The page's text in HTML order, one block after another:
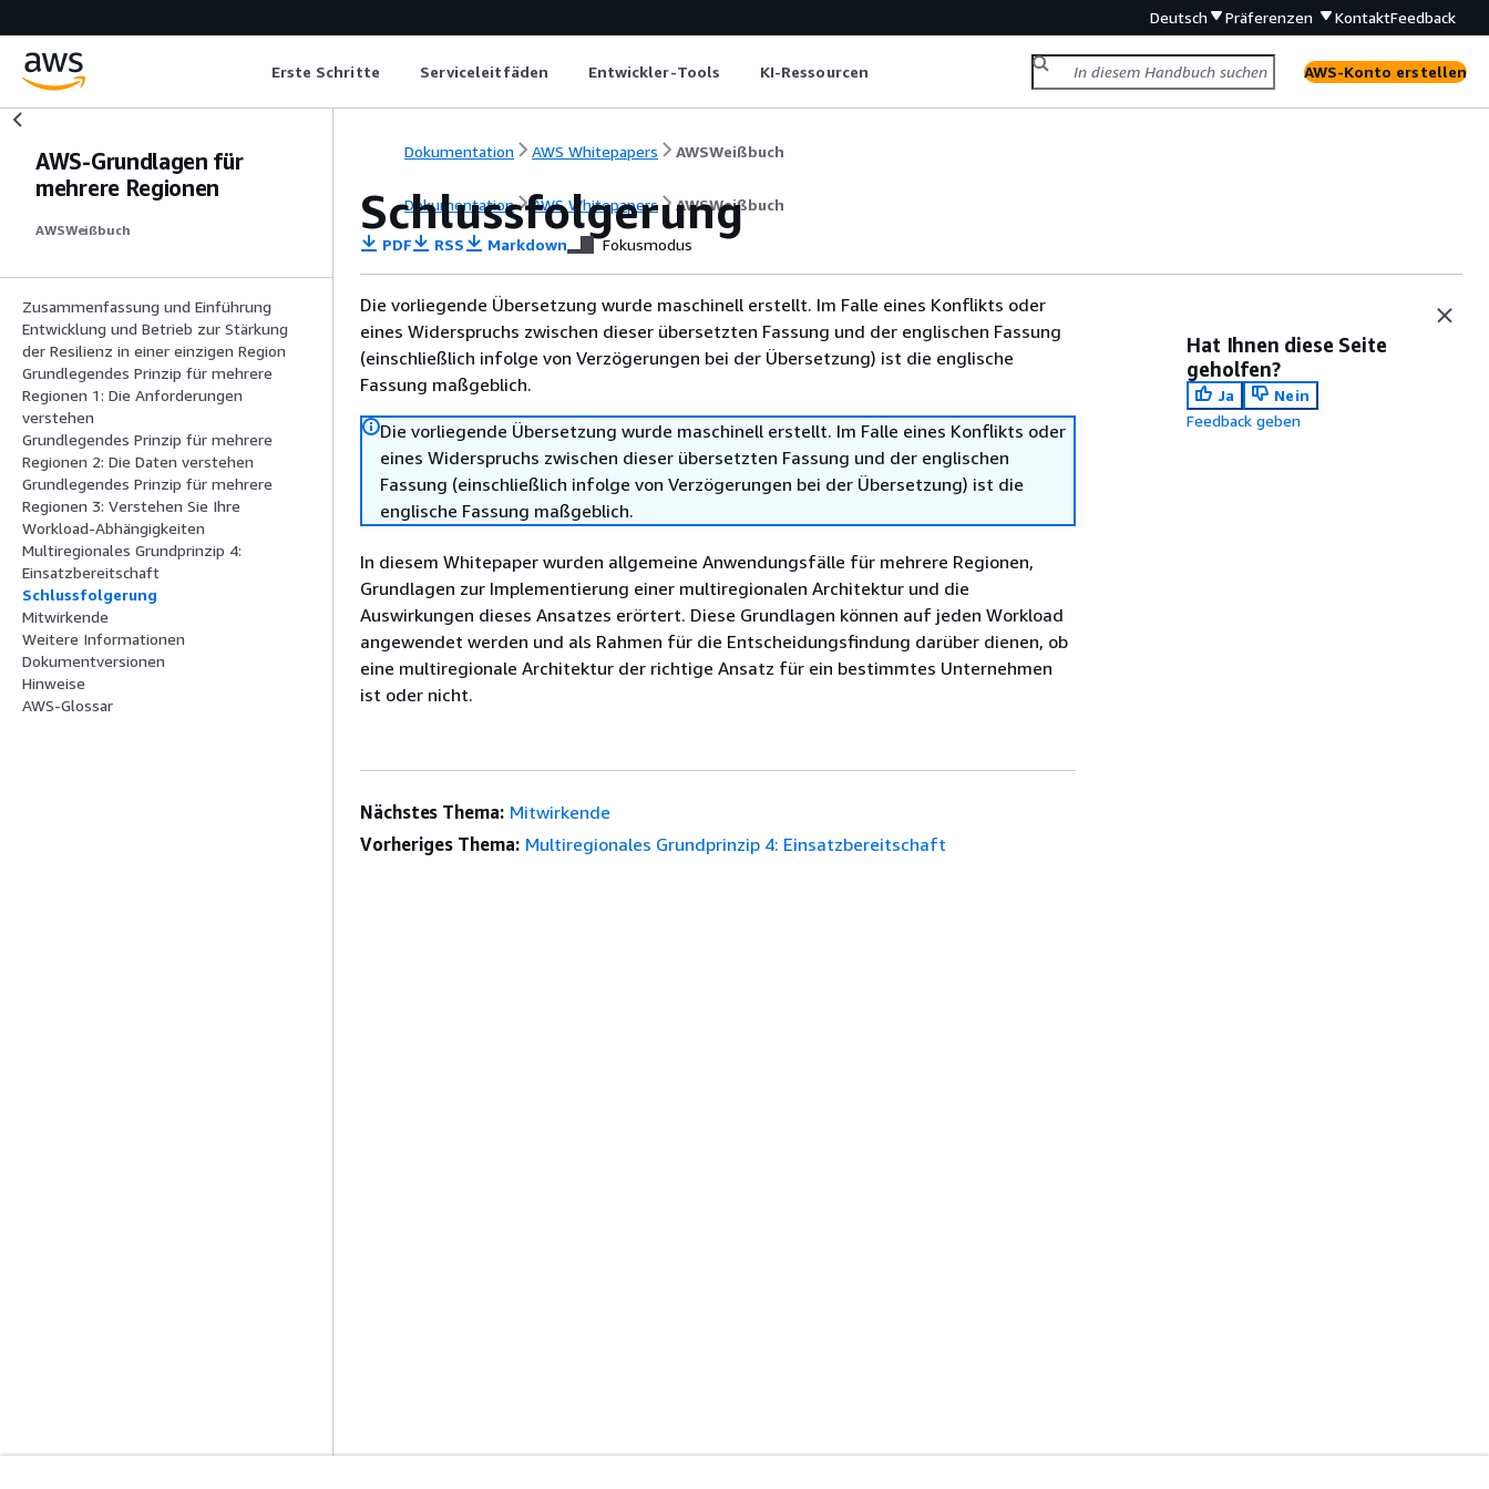
Deutsch Präferenzen KontaktFeedback
Erste Schritte Serviceleitfäden Entwickler-Tools KI-Ressourcen AWS-Konto erstellen
AWS-Grundlagen für
mehrere Regionen
AWSWeißbuch
Zusammenfassung und Einführung
Entwicklung und Betrieb zur Stärkung
der Resilienz in einer einzigen Region
Grundlegendes Prinzip für mehrere
Regionen 1: Die Anforderungen
verstehen
Grundlegendes Prinzip für mehrere
Regionen 2: Die Daten verstehen
Grundlegendes Prinzip für mehrere
Regionen 3: Verstehen Sie Ihre
Workload-Abhängigkeiten
Multiregionales Grundprinzip 4:
Einsatzbereitschaft
Schlussfolgerung
Mitwirkende
Weitere Informationen
Dokumentversionen
Hinweise
AWS-Glossar
Dokumentation AWS Whitepapers AWSWeißbuch
Dokumentation AWS Whitepapers AWSWeißbuch
Schlussfolgerung
PDF RSS Markdown Fokusmodus
Die vorliegende Übersetzung wurde maschinell erstellt. Im Falle eines Konflikts oder
eines Widerspruchs zwischen dieser übersetzten Fassung und der englischen Fassung
(einschließlich infolge von Verzögerungen bei der Übersetzung) ist die englische
Fassung maßgeblich.
Die vorliegende Übersetzung wurde maschinell erstellt. Im Falle eines Konflikts oder
eines Widerspruchs zwischen dieser übersetzten Fassung und der englischen
Fassung (einschließlich infolge von Verzögerungen bei der Übersetzung) ist die
englische Fassung maßgeblich.
In diesem Whitepaper wurden allgemeine Anwendungsfälle für mehrere Regionen,
Grundlagen zur Implementierung einer multiregionalen Architektur und die
Auswirkungen dieses Ansatzes erörtert. Diese Grundlagen können auf jeden Workload
angewendet werden und als Rahmen für die Entscheidungsfindung darüber dienen, ob
eine multiregionale Architektur der richtige Ansatz für ein bestimmtes Unternehmen
ist oder nicht.
Hat Ihnen diese Seite
geholfen?
Ja
Nein
Feedback geben
Nächstes Thema: Mitwirkende
Vorheriges Thema: Multiregionales Grundprinzip 4: Einsatzbereitschaft